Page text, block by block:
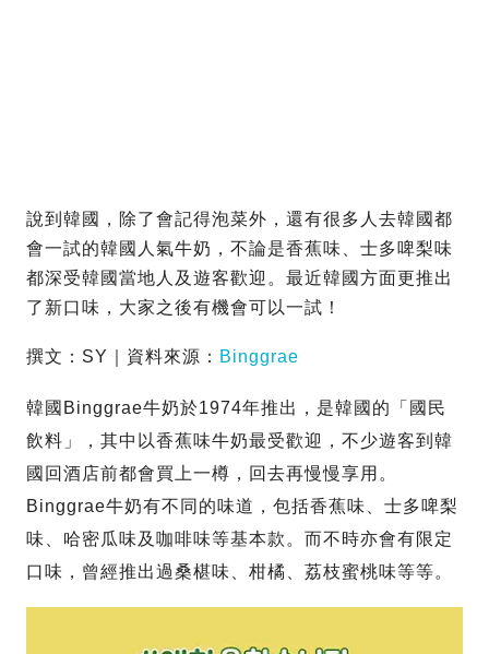
說到韓國，除了會記得泡菜外，還有很多人去韓國都
會一試的韓國人氣牛奶，不論是香蕉味、士多啤梨味
都深受韓國當地人及遊客歡迎。最近韓國方面更推出
了新口味，大家之後有機會可以一試！
撰文：SY｜資料來源： Binggrae
韓國Binggrae牛奶於1974年推出，是韓國的「國民
飲料」，其中以香蕉味牛奶最受歡迎，不少遊客到韓
國回酒店前都會買上一樽，回去再慢慢享用。
Binggrae牛奶有不同的味道，包括香蕉味、士多啤梨
味、哈密瓜味及咖啡味等基本款。而不時亦會有限定
口味，曾經推出過桑椹味、柑橘、荔枝蜜桃味等等。